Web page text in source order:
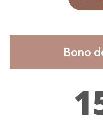
Bono